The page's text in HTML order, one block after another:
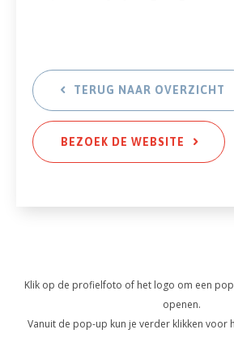
TERUG NAAR OVERZICHT
BEZOEK DE WEBSITE
Klik op de profielfoto of het logo om een
openen.
Vanuit de pop-up kun je verder klikken voor